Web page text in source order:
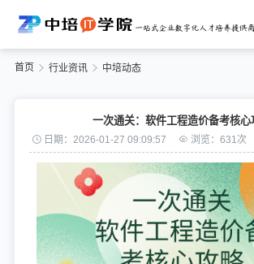
首页 行业资讯 中培动态
一次通关：软件工程造价备考核心
日期：2026-01-27 09:09:57 浏览：631次